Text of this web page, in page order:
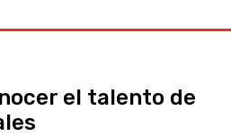
el talento de